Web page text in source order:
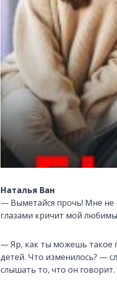
Наталья Ван
— Выметайся прочь! Мне не
глазами кричит мой
— Яр, как ты можешь такое
детей. Что изменилось? —
слышать то, что он говорит.